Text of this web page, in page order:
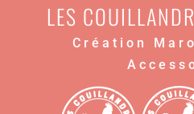
LES
Création